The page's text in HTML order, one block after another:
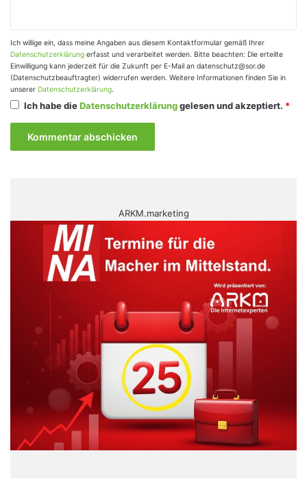
Ich willige ein, dass meine Angaben aus diesem Kontaktformular gemäß Ihrer
Datenschutzerklärung erfasst und verarbeitet werden. Bitte beachten: Die erteilte
Einwilligung kann jederzeit für die Zukunft per E-Mail an datenschutz@sor.de
(Datenschutzbeauftragter) widerrufen werden. Weitere Informationen finden Sie in
unserer Datenschutzerklärung.
Ich habe dieDatenschutzerklärunggelesen und akzeptiert. *
ARKM.marketing